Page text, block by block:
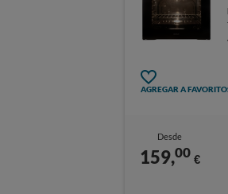
AGREGAR A
Desde
159,00 €